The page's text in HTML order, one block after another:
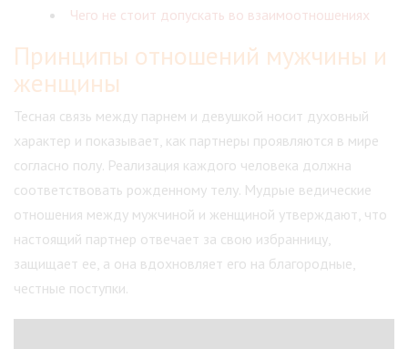
Чего не стоит допускать во взаимоотношениях
Принципы отношений мужчины и
женщины
Тесная связь между парнем и девушкой носит духовный
характер и показывает, как партнеры проявляются в мире
согласно полу. Реализация каждого человека должна
соответствовать рожденному телу. Мудрые ведические
отношения между мужчиной и женщиной утверждают, что
настоящий партнер отвечает за свою избранницу,
защищает ее, а она вдохновляет его на благородные,
честные поступки.